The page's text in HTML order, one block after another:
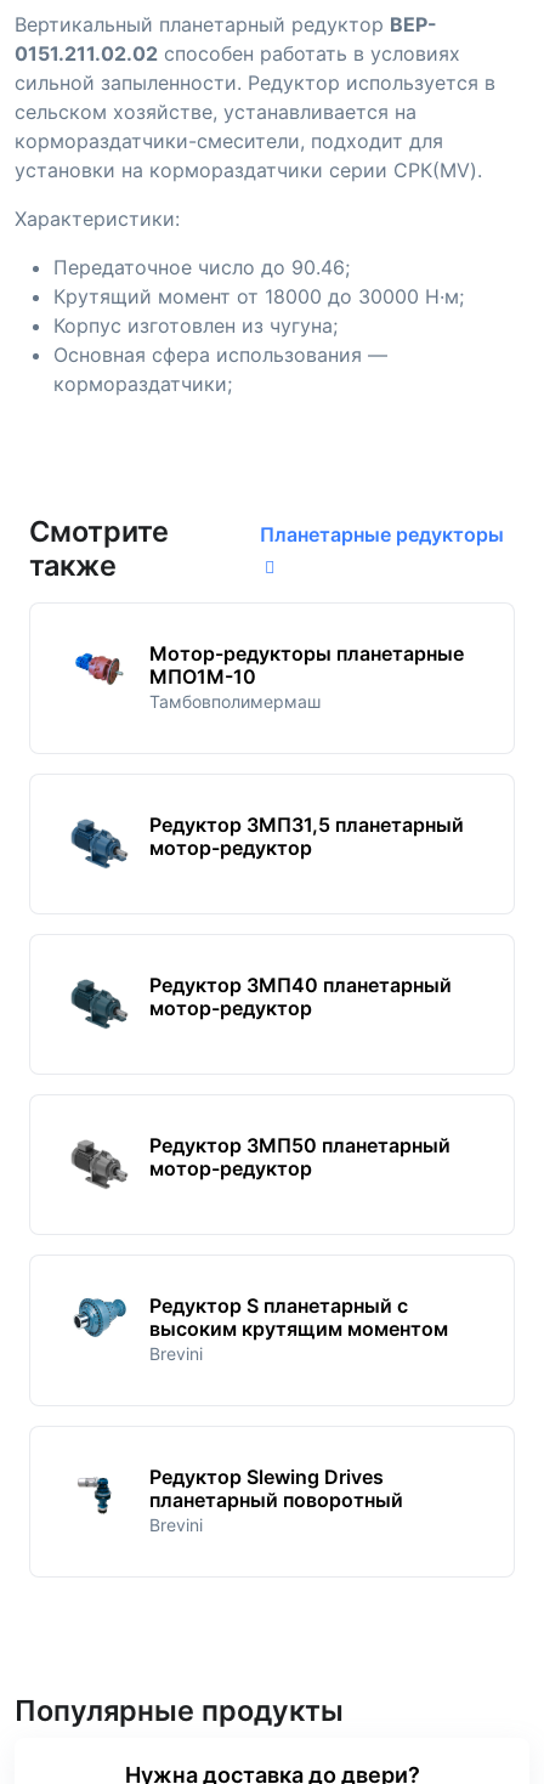
Вертикальный планетарный редуктор BEP-
0151.211.02.02 способен работать в условиях
сильной запыленности. Редуктор используется в
сельском хозяйстве, устанавливается на
кормораздатчики-смесители, подходит для
установки на кормораздатчики серии СРК(MV).
Характеристики:
Передаточное число до 90.46;
Крутящий момент от 18000 до 30000 Н·м;
Корпус изготовлен из чугуна;
Основная сфера использования —
кормораздатчики;
Смотрите
также
Планетарные редукторы
Мотор-редукторы планетарные
МПО1М-10
Тамбовполимермаш
Редуктор 3МП31,5 планетарный
мотор-редуктор
Редуктор 3МП40 планетарный
мотор-редуктор
Редуктор 3МП50 планетарный
мотор-редуктор
Редуктор S планетарный с
высоким крутящим моментом
Brevini
Редуктор Slewing Drives
планетарный поворотный
Brevini
Популярные продукты
Нужна доставка до двери?